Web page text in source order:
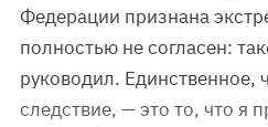
Федерации признана
полностью не согласен:
руководил. Единственное,
следствие, — это то, что я